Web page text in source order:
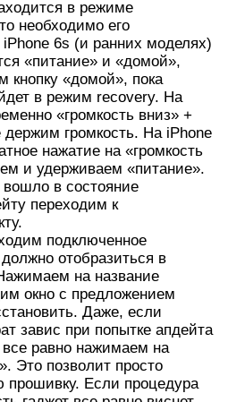
в режиме
необходимо его
6s (и ранних моделях)
«питание» и «домой»,
кнопку «домой», пока
в режим recovery. На
«громкость вниз» +
держим громкость. На iPhone
нажатие на «громкость
и удерживаем «питание».
вошло в состояние
переходим к
подключенное
отобразиться в
на название
окно с предложением
Даже, если
завис при попытке апдейта
равно нажимаем на
Это позволит просто
прошивку. Если процедура